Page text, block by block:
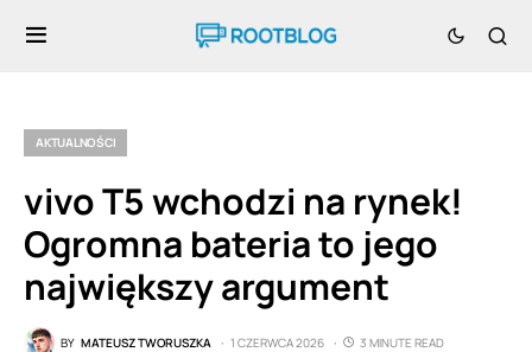
AKTUALNOŚCI
vivo T5 wchodzi na rynek!
Ogromna bateria to jego
największy argument
BY MATEUSZ TWORUSZKA 1 CZERWCA 2026
3 MINUTE READ